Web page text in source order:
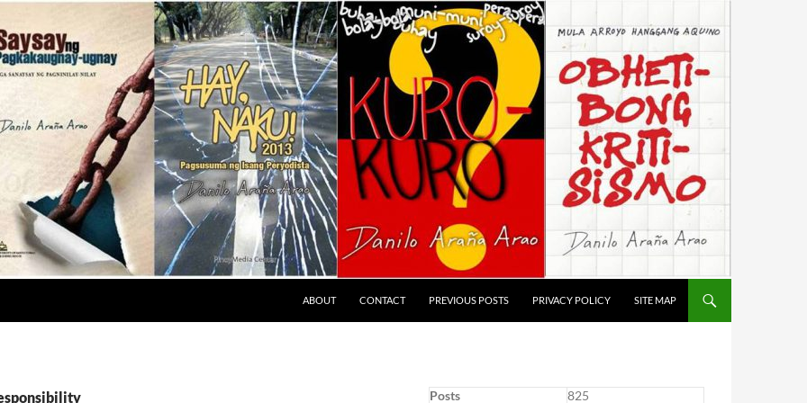
ABOUT CONTACT PREVIOUS POSTS PRIVACY POLICY SITE MAP
Posts
825